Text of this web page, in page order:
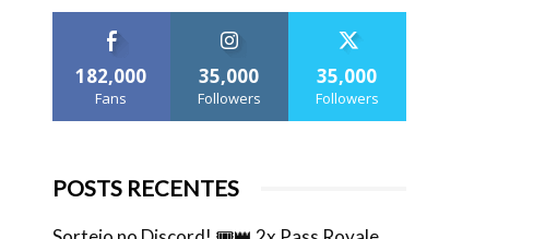
182,000
Fans
35,000
Followers
35,000
Followers
POSTS RECENTES